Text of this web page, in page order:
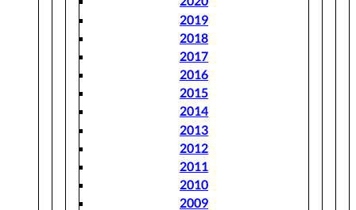
2019
2018
2017
2016
2015
2014
2013
2012
2011
2010
2009